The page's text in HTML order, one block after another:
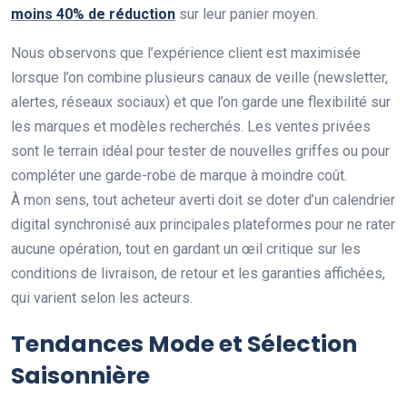
moins 40% de réduction sur leur panier moyen.
Nous observons que l’expérience client est maximisée
lorsque l’on combine plusieurs canaux de veille (newsletter,
alertes, réseaux sociaux) et que l’on garde une flexibilité sur
les marques et modèles recherchés. Les ventes privées
sont le terrain idéal pour tester de nouvelles griffes ou pour
compléter une garde-robe de marque à moindre coût.
À mon sens, tout acheteur averti doit se doter d’un calendrier
digital synchronisé aux principales plateformes pour ne rater
aucune opération, tout en gardant un œil critique sur les
conditions de livraison, de retour et les garanties affichées,
qui varient selon les acteurs.
Tendances Mode et Sélection
Saisonnière